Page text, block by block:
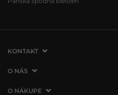
KONTAKT
VERMONT Services Slovakia s. r. o.
O NÁS
O spoločnosti
O NÁKUPE